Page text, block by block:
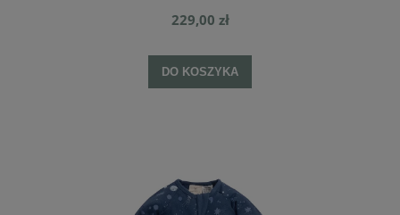
229,00 zł
DO KOSZYKA